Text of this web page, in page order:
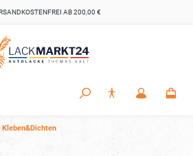
AB 200,00 €
Kleben&Dichten